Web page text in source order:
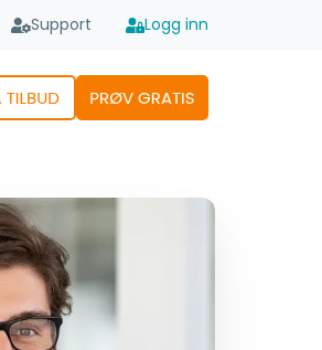
Support Logg inn